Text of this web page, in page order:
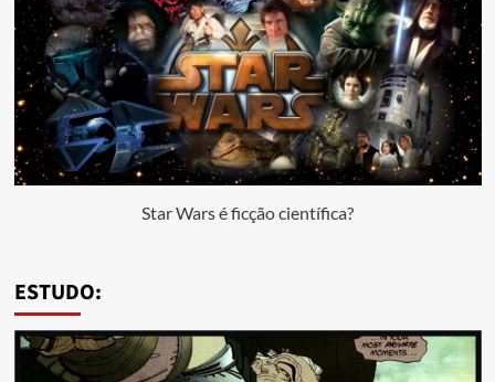
Star Wars é ficção científica?
ESTUDO: